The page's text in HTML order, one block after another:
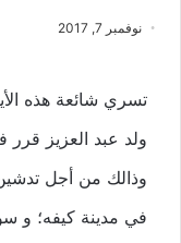
نوفمبر 7, 2017
تسري شائعة هذه
ولد عبد العزيز قرر
وذالك من أجل
في مدينة كيفه؛ و